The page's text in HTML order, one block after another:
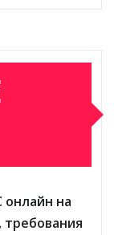
на
требования